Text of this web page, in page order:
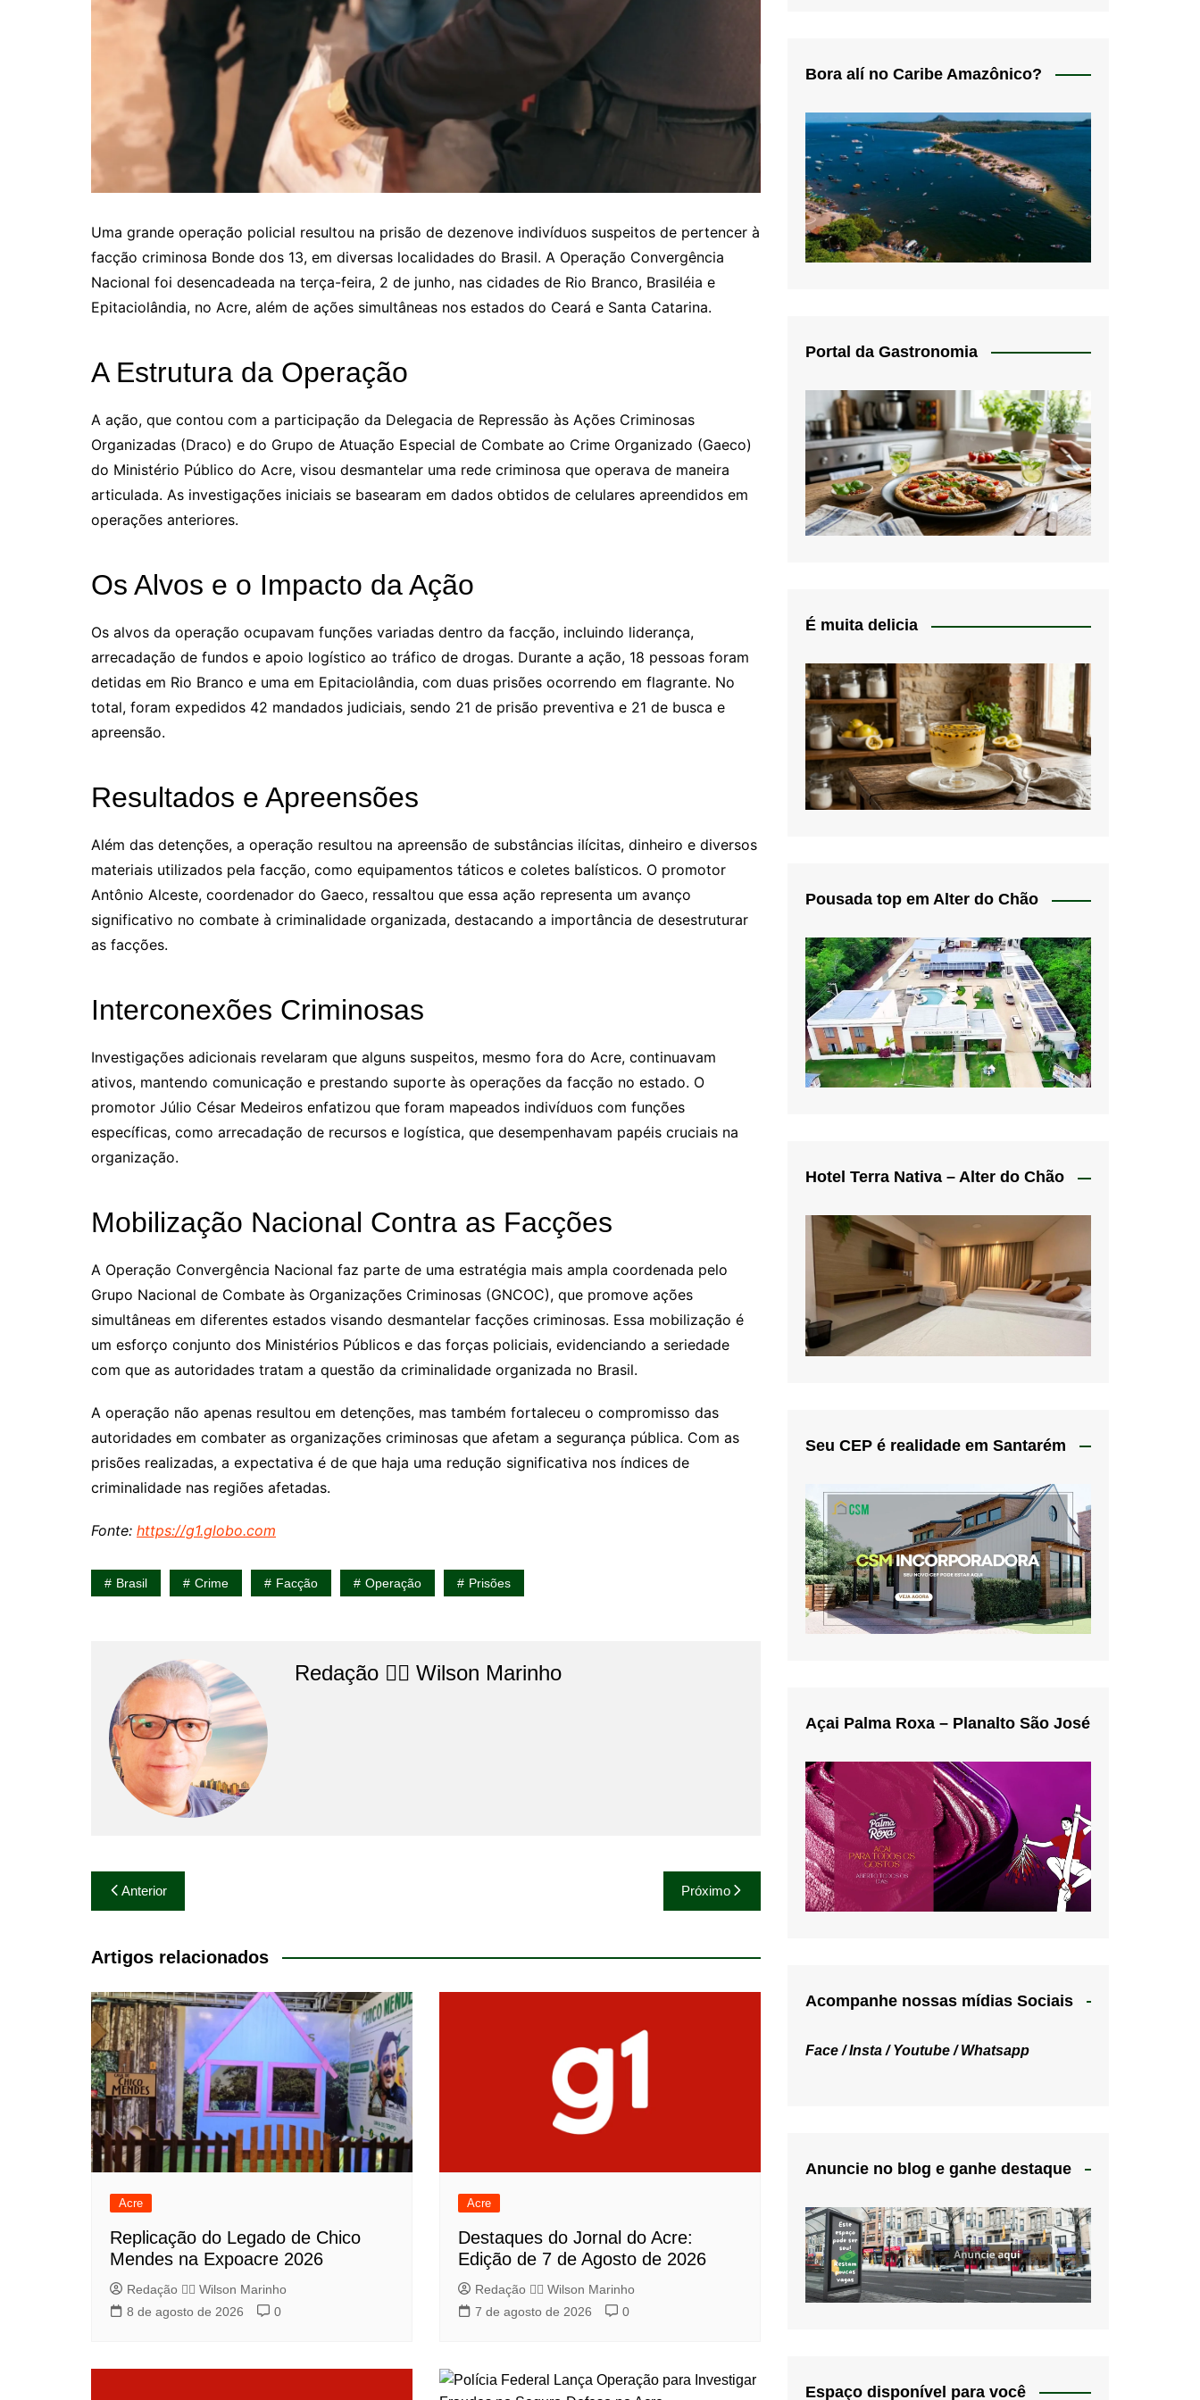
Uma grande operação policial resultou na prisão de dezenove indivíduos suspeitos de pertencer à
facção criminosa Bonde dos 13, em diversas localidades do Brasil. A Operação Convergência
Nacional foi desencadeada na terça-feira, 2 de junho, nas cidades de Rio Branco, Brasiléia e
Epitaciolândia, no Acre, além de ações simultâneas nos estados do Ceará e Santa Catarina.
A Estrutura da Operação
A ação, que contou com a participação da Delegacia de Repressão às Ações Criminosas
Organizadas (Draco) e do Grupo de Atuação Especial de Combate ao Crime Organizado (Gaeco)
do Ministério Público do Acre, visou desmantelar uma rede criminosa que operava de maneira
articulada. As investigações iniciais se basearam em dados obtidos de celulares apreendidos em
operações anteriores.
Os Alvos e o Impacto da Ação
Os alvos da operação ocupavam funções variadas dentro da facção, incluindo liderança,
arrecadação de fundos e apoio logístico ao tráfico de drogas. Durante a ação, 18 pessoas foram
detidas em Rio Branco e uma em Epitaciolândia, com duas prisões ocorrendo em flagrante. No
total, foram expedidos 42 mandados judiciais, sendo 21 de prisão preventiva e 21 de busca e
apreensão.
Resultados e Apreensões
Além das detenções, a operação resultou na apreensão de substâncias ilícitas, dinheiro e diversos
materiais utilizados pela facção, como equipamentos táticos e coletes balísticos. O promotor
Antônio Alceste, coordenador do Gaeco, ressaltou que essa ação representa um avanço
significativo no combate à criminalidade organizada, destacando a importância de desestruturar
as facções.
Interconexões Criminosas
Investigações adicionais revelaram que alguns suspeitos, mesmo fora do Acre, continuavam
ativos, mantendo comunicação e prestando suporte às operações da facção no estado. O
promotor Júlio César Medeiros enfatizou que foram mapeados indivíduos com funções
específicas, como arrecadação de recursos e logística, que desempenhavam papéis cruciais na
organização.
Mobilização Nacional Contra as Facções
A Operação Convergência Nacional faz parte de uma estratégia mais ampla coordenada pelo
Grupo Nacional de Combate às Organizações Criminosas (GNCOC), que promove ações
simultâneas em diferentes estados visando desmantelar facções criminosas. Essa mobilização é
um esforço conjunto dos Ministérios Públicos e das forças policiais, evidenciando a seriedade
com que as autoridades tratam a questão da criminalidade organizada no Brasil.
A operação não apenas resultou em detenções, mas também fortaleceu o compromisso das
autoridades em combater as organizações criminosas que afetam a segurança pública. Com as
prisões realizadas, a expectativa é de que haja uma redução significativa nos índices de
criminalidade nas regiões afetadas.
Fonte: https://g1.globo.com
Brasil Crime Facção Operação Prisões
Redação 👨‍⚖️​ Wilson Marinho
Navegação
de
Post
Anterior Próximo
Artigos relacionados
Acre
Replicação do Legado de Chico
Mendes na Expoacre 2026
Redação 👨‍⚖️​ Wilson Marinho
8 de agosto de 2026
0
Acre
Destaques do Jornal do Acre:
Edição de 7 de Agosto de 2026
Redação 👨‍⚖️​ Wilson Marinho
7 de agosto de 2026
0
Bora alí no Caribe Amazônico?
Portal da Gastronomia
É muita delicia
Pousada top em Alter do Chão
Hotel Terra Nativa – Alter do Chão
Seu CEP é realidade em Santarém
Açai Palma Roxa – Planalto São José
Acompanhe nossas mídias Sociais
Face /Insta /Youtube /Whatsapp
Anuncie no blog e ganhe destaque
Espaço disponível para você